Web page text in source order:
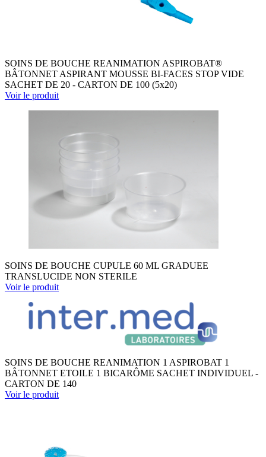
SOINS DE BOUCHE REANIMATION ASPIROBAT®
BÂTONNET ASPIRANT MOUSSE BI-FACES STOP VIDE
SACHET DE 20 - CARTON DE 100 (5x20)
Voir le produit
SOINS DE BOUCHE CUPULE 60 ML GRADUEE
TRANSLUCIDE NON STERILE
Voir le produit
SOINS DE BOUCHE REANIMATION 1 ASPIROBAT 1
BÂTONNET ETOILE 1 BICARÔME SACHET INDIVIDUEL -
CARTON DE 140
Voir le produit